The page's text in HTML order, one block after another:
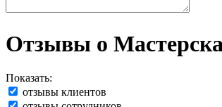
Отзывы о
Показать:
отзывы клиентов